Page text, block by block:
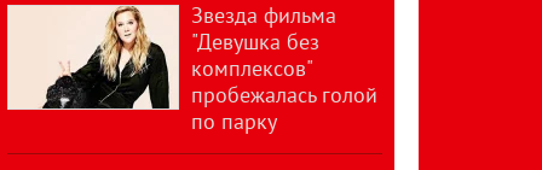
Звезда фильма
"Девушка без
комплексов"
пробежалась голой
по парку